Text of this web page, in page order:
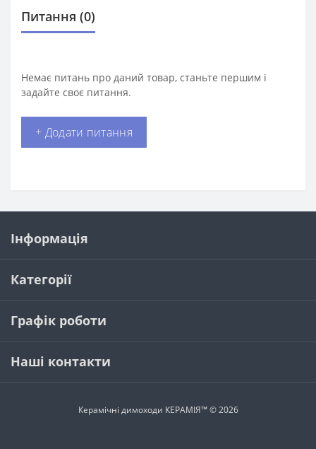
Питання (0)
Немає питань про даний товар, станьте першим і
задайте своє питання.
+ Додати питання
Інформація
Категорії
Графік роботи
Наші контакти
Керамічні димоходи КЕРАМІЯ™ © 2026